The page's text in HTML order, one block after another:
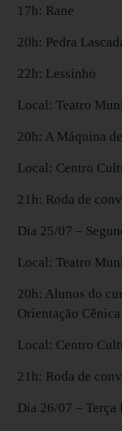
17h: Rane
20h: Pedra
22h: Lessinho
Local: Teatro
20h: A Máquina
Local: Centro
21h: Roda de
Dia 25/07 –
Local: Teatro
20h: Alunos do
Orientação
Local: Centro
21h: Roda de
Dia 26/07 – Terça